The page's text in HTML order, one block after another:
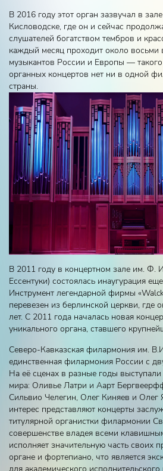
В 2016 году этот орган зазвучал в
Кисловодске, где он и сейчас
слушателей богатством тембров и
каждый месяц проходит около восьми
музыкантов России и Европы —
органных концертов нет ни в одной
страны.
В 2011 году в концертном зале им. Ф.
Ессентуки) состоялась инаугурация
Инструмент легендарной фирмы
перевезен из берлинской церкви, где
лет. С 2011 года началась новая
уникального органа, ставшего
Северо-Кавказская филармония им.
единственная филармония России с
На её сценах в разные годы
мира: Оливье Латри и Аарт
Сильвио Челегин, Олег Киняев и
интерес представляют концерты
титулярной органистки филармонии
совершенстве владея всеми
исполняет значительную часть своих
органе и фортепиано, что является